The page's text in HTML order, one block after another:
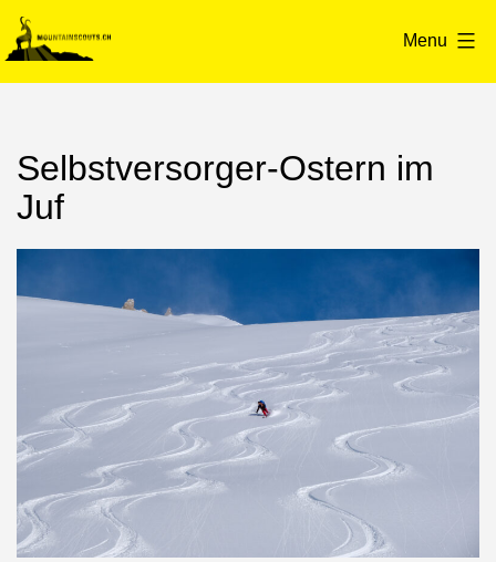
Skip
to
content
mountainscouts.ch
Menu
Selbstversorger-Ostern im
Juf